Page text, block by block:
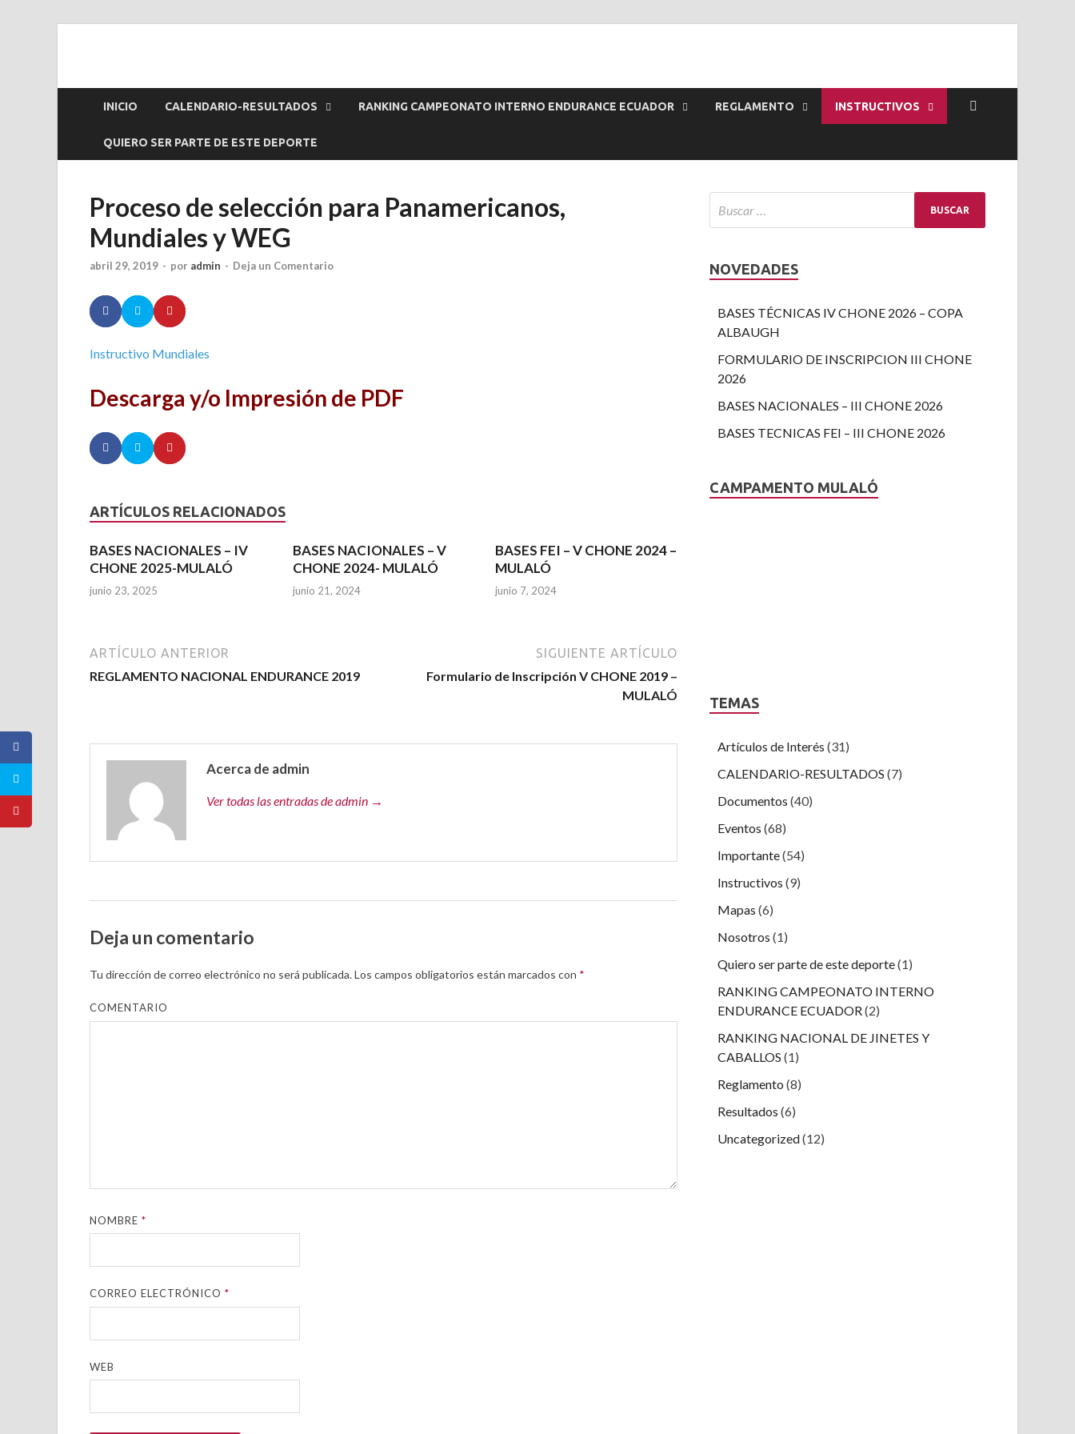
Endurance Ecuador
INICIO CALENDARIO-RESULTADOS RANKING CAMPEONATO INTERNO ENDURANCE ECUADOR REGLAMENTO INSTRUCTIVOS
QUIERO SER PARTE DE ESTE DEPORTE
Proceso de selección para Panamericanos,
Mundiales y WEG
abril 29, 2019 - por admin - Deja un Comentario
Instructivo Mundiales
Descarga y/o Impresión de PDF
ARTÍCULOS RELACIONADOS
BASES NACIONALES – IV
CHONE 2025-MULALÓ
junio 23, 2025
BASES NACIONALES – V
CHONE 2024- MULALÓ
junio 21, 2024
BASES FEI – V CHONE 2024 –
MULALÓ
junio 7, 2024
ARTÍCULO ANTERIOR
REGLAMENTO NACIONAL ENDURANCE 2019
SIGUIENTE ARTÍCULO
Formulario de Inscripción V CHONE 2019 –
MULALÓ
Acerca de admin
Ver todas las entradas de admin →
Deja un comentario
Tu dirección de correo electrónico no será publicada.Los campos obligatorios están marcados con *
COMENTARIO
NOMBRE*
CORREO ELECTRÓNICO*
WEB
NOVEDADES
BASES TÉCNICAS IV CHONE 2026 – COPA
ALBAUGH
FORMULARIO DE INSCRIPCION III CHONE
2026
BASES NACIONALES – III CHONE 2026
BASES TECNICAS FEI – III CHONE 2026
CAMPAMENTO MULALÓ
TEMAS
Artículos de Interés (31)
CALENDARIO-RESULTADOS (7)
Documentos (40)
Eventos (68)
Importante(54)
Instructivos (9)
Mapas (6)
Nosotros (1)
Quiero ser parte de este deporte(1)
RANKING CAMPEONATO INTERNO
ENDURANCE ECUADOR(2)
RANKING NACIONAL DE JINETES Y
CABALLOS (1)
Reglamento (8)
Resultados (6)
Uncategorized(12)